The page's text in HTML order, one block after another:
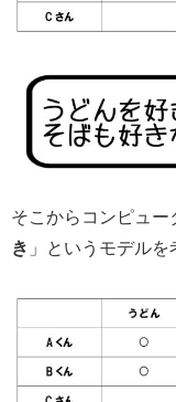
そこからコンピュー
き 」というモデルを